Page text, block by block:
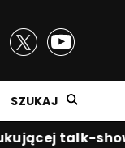
SZUKAJ
talk-show